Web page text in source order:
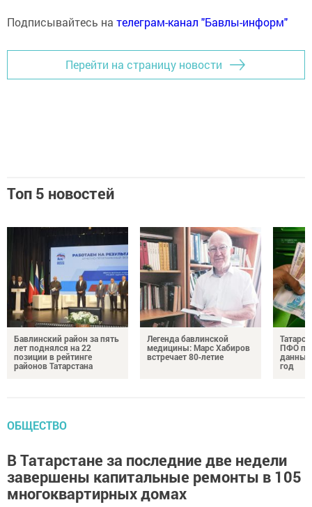
Подписывайтесь на телеграм-канал "Бавлы-информ"
Перейти на страницу новости
Топ 5 новостей
Бавлинский район за пять
лет поднялся на 22
позиции в рейтинге
районов Татарстана
Легенда бавлинской
медицины: Марс Хабиров
встречает 80‑летие
ПФО по
данные
год
ОБЩЕСТВО
В Татарстане за последние две недели
завершены капитальные ремонты в 105
многоквартирных домах